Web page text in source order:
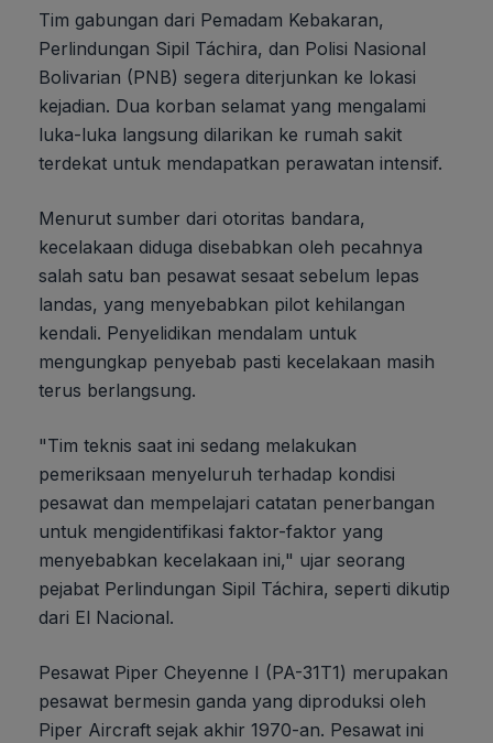
Tim gabungan dari Pemadam Kebakaran,
Perlindungan Sipil Táchira, dan Polisi Nasional
Bolivarian (PNB) segera diterjunkan ke lokasi
kejadian. Dua korban selamat yang mengalami
luka-luka langsung dilarikan ke rumah sakit
terdekat untuk mendapatkan perawatan intensif.
Menurut sumber dari otoritas bandara,
kecelakaan diduga disebabkan oleh pecahnya
salah satu ban pesawat sesaat sebelum lepas
landas, yang menyebabkan pilot kehilangan
kendali. Penyelidikan mendalam untuk
mengungkap penyebab pasti kecelakaan masih
terus berlangsung.
"Tim teknis saat ini sedang melakukan
pemeriksaan menyeluruh terhadap kondisi
pesawat dan mempelajari catatan penerbangan
untuk mengidentifikasi faktor-faktor yang
menyebabkan kecelakaan ini," ujar seorang
pejabat Perlindungan Sipil Táchira, seperti dikutip
dari El Nacional.
Pesawat Piper Cheyenne I (PA-31T1) merupakan
pesawat bermesin ganda yang diproduksi oleh
Piper Aircraft sejak akhir 1970-an. Pesawat ini